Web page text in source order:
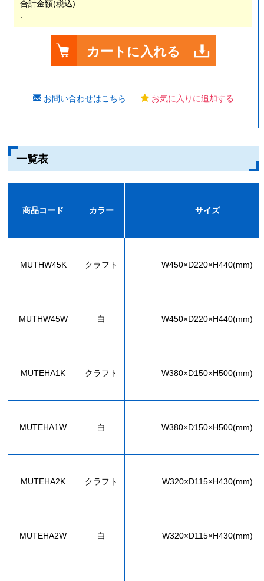
合計金額(税込)
:
カートに入れる
お問い合わせはこちら お気に入りに追加する
一覧表
商品コード カラー サイズ
MUTHW45K クラフト W450×D220×H440(mm)
MUTHW45W 白 W450×D220×H440(mm)
MUTEHA1K クラフト W380×D150×H500(mm)
MUTEHA1W 白 W380×D150×H500(mm)
MUTEHA2K クラフト W320×D115×H430(mm)
MUTEHA2W 白 W320×D115×H430(mm)